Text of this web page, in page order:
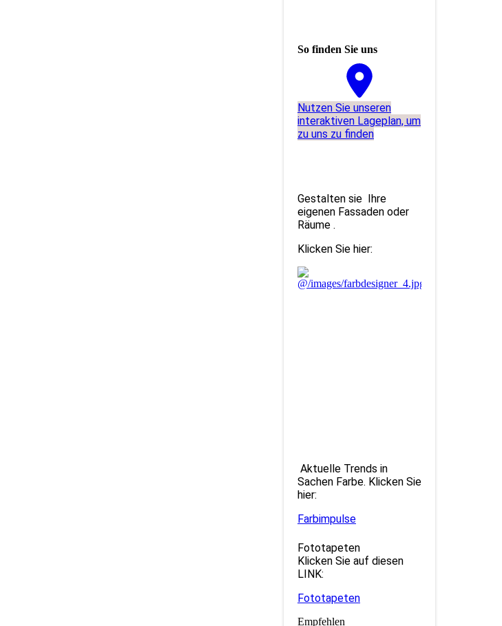
So finden Sie uns
Nutzen Sie unseren
interaktiven La­ge­plan, um
zu uns zu finden
Gestalten sie Ihre
eigenen Fassaden oder
Räume .
Klicken Sie hier:
Aktuelle Trends in
Sachen Farbe. Klicken Sie
hier:
Farbimpulse
Fototapeten
Klicken Sie auf diesen
LINK:
Fototapeten
Empfehlen